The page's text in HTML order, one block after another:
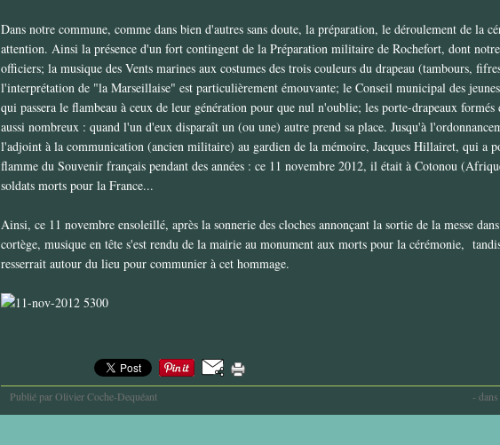
Dans notre commune, comme dans bien d'autres sans doute, la préparation, le déroulement de la
attention. Ainsi la présence d'un fort contingent de la Préparation militaire de Rochefort, dont
officiers; la musique des Vents marines aux costumes des trois couleurs du drapeau (tambours,
l'interprétation de "la Marseillaise" est particulièrement émouvante; le Conseil municipal des
qui passera le flambeau à ceux de leur génération pour que nul n'oublie; les porte-drapeaux formés
aussi nombreux : quand l'un d'eux disparaît un (ou une) autre prend sa place. Jusqu'à
l'adjoint à la communication (ancien militaire) au gardien de la mémoire, Jacques Hillairet, qui a
flamme du Souvenir français pendant des années : ce 11 novembre 2012, il était à Cotonou
soldats morts pour la France...
Ainsi, ce 11 novembre ensoleillé, après la sonnerie des cloches annonçant la sortie de la messe
cortège, musique en tête s'est rendu de la mairie au monument aux morts pour la cérémonie,
resserrait autour du lieu pour communier à cet hommage.
Publié par Olivier Coche-Dequéant - dans